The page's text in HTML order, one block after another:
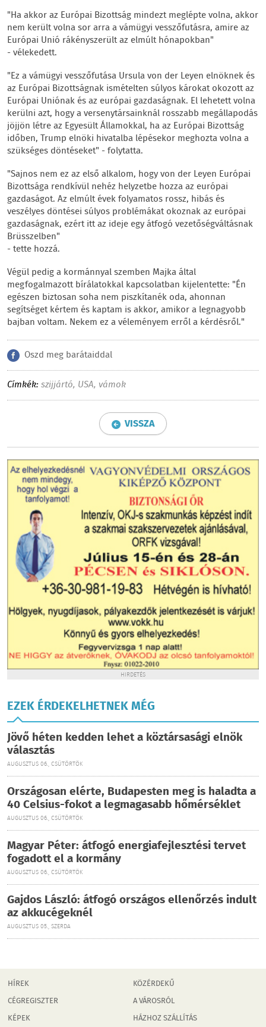
"Ha akkor az Európai Bizottság mindezt meglépte volna, akkor
nem került volna sor arra a vámügyi vesszőfutásra, amire az
Európai Unió rákényszerült az elmúlt hónapokban"
- vélekedett.
"Ez a vámügyi vesszőfutása Ursula von der Leyen elnöknek és
az Európai Bizottságnak ismételten súlyos károkat okozott az
Európai Uniónak és az európai gazdaságnak. El lehetett volna
kerülni azt, hogy a versenytársainknál rosszabb megállapodás
jöjjön létre az Egyesült Államokkal, ha az Európai Bizottság
időben, Trump elnöki hivatalba lépésekor meghozta volna a
szükséges döntéseket" - folytatta.
"Sajnos nem ez az első alkalom, hogy von der Leyen Európai
Bizottsága rendkívül nehéz helyzetbe hozza az európai
gazdaságot. Az elmúlt évek folyamatos rossz, hibás és
veszélyes döntései súlyos problémákat okoznak az európai
gazdaságnak, ezért itt az ideje egy átfogó vezetőségváltásnak
Brüsszelben"
- tette hozzá.
Végül pedig a kormánnyal szemben Majka által
megfogalmazott bírálatokkal kapcsolatban kijelentette: "Én
egészen biztosan soha nem piszkítanék oda, ahonnan
segítséget kértem és kaptam is akkor, amikor a legnagyobb
bajban voltam. Nekem ez a véleményem erről a kérdésről."
Oszd meg barátaiddal
Címkék: szijjártó, USA, vámok
VISSZA
HIRDETÉS
EZEK ÉRDEKELHETNEK MÉG
Jövő héten kedden lehet a köztársasági elnök
választás
AUGUSZTUS 06., CSÜTÖRTÖK
Országosan elérte, Budapesten meg is haladta a
40 Celsius-fokot a legmagasabb hőmérséklet
AUGUSZTUS 06., CSÜTÖRTÖK
Magyar Péter: átfogó energiafejlesztési tervet
fogadott el a kormány
AUGUSZTUS 06., CSÜTÖRTÖK
Gajdos László: átfogó országos ellenőrzés indult
az akkucégeknél
AUGUSZTUS 05., SZERDA
HÍREK
CÉGREGISZTER
KÉPEK
KÖZÉRDEKŰ
A VÁROSRÓL
HÁZHOZ SZÁLLÍTÁS